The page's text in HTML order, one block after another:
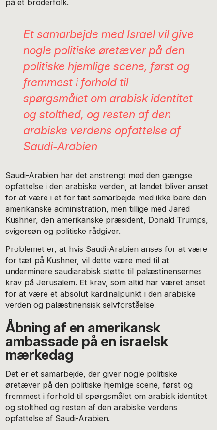
på et broderfolk.
Et samarbejde med Israel vil give
nogle politiske øretæver på den
politiske hjemlige scene, først og
fremmest i forhold til
spørgsmålet om arabisk identitet
og stolthed, og resten af den
arabiske verdens opfattelse af
Saudi-Arabien
Saudi-Arabien har det anstrengt med den gængse
opfattelse i den arabiske verden, at landet bliver anset
for at være i et for tæt samarbejde med ikke bare den
amerikanske administration, men tillige med Jared
Kushner, den amerikanske præsident, Donald Trumps,
svigersøn og politiske rådgiver.
Problemet er, at hvis Saudi-Arabien anses for at være
for tæt på Kushner, vil dette være med til at
underminere saudiarabisk støtte til palæstinensernes
krav på Jerusalem. Et krav, som altid har været anset
for at være et absolut kardinalpunkt i den arabiske
verden og palæstinensisk selvforståelse.
Åbning af en amerikansk
ambassade på en israelsk
mærkedag
Det er et samarbejde, der giver nogle politiske
øretæver på den politiske hjemlige scene, først og
fremmest i forhold til spørgsmålet om arabisk identitet
og stolthed og resten af den arabiske verdens
opfattelse af Saudi-Arabien.